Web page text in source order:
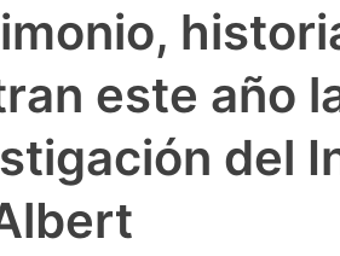
este año
del